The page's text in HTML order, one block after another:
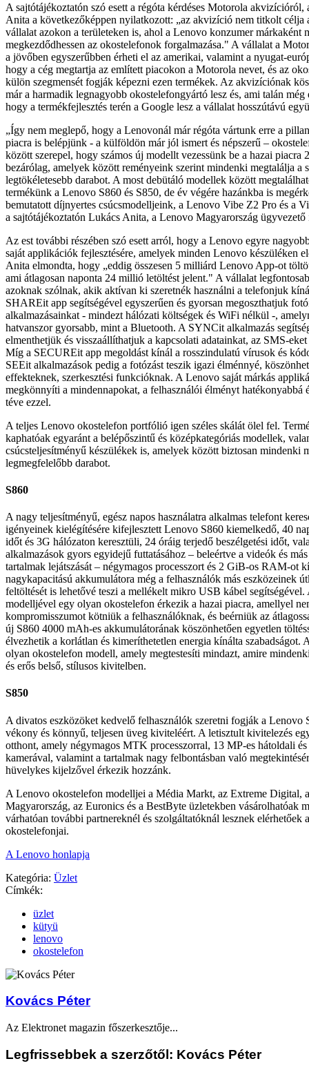
A sajtótájékoztatón szó esett a régóta kérdéses Motorola
Anita a következőképpen nyilatkozott: „az akvizíció nem titkolt célja
vállalat azokon a területeken is, ahol a Lenovo konzumer márkaként
megkezdődhessen az okostelefonok forgalmazása." A vállalat a
a jövőben egyszerűbben érheti el az amerikai, valamint a nyugat-
hogy a cég megtartja az említett piacokon a Motorola nevet, és az
külön szegmensét fogják képezni ezen termékek. Az akvizíciónak
már a harmadik legnagyobb okostelefongyártó lesz és, ami talán még
hogy a termékfejlesztés terén a Google lesz a vállalat hosszútávú
„Így nem meglepő, hogy a Lenovonál már régóta vártunk erre a
piacra is belépjünk - a külföldön már jól ismert és népszerű –
között szerepel, hogy számos új modellt vezessünk be a hazai piacra
bezárólag, amelyek között reményeink szerint mindenki megtalálja a
legtökéletesebb darabot. A most debütáló modellek között
termékünk a Lenovo S860 és S850, de év végére hazánkba is
bemutatott díjnyertes csúcsmodelljeink, a Lenovo Vibe Z2 Pro és a
a sajtótájékoztatón Lukács Anita, a Lenovo Magyarország ügyvezető
Az est további részében szó esett arról, hogy a Lenovo egyre
saját applikációk fejlesztésére, amelyek minden Lenovo készüléken
Anita elmondta, hogy „eddig összesen 5 milliárd Lenovo App-ot
ami átlagosan naponta 24 millió letöltést jelent." A vállalat
azoknak szólnak, akik aktívan ki szeretnék használni a telefonjuk
SHAREit app segítségével egyszerűen és gyorsan megoszthatjuk
alkalmazásainkat - mindezt hálózati költségek és WiFi nélkül -,
hatvanszor gyorsabb, mint a Bluetooth. A SYNCit alkalmazás
elmenthetjük és visszaállíthatjuk a kapcsolati adatainkat, az SMS-
Míg a SECUREit app megoldást kínál a rosszindulatú vírusok és
SEEit alkalmazások pedig a fotózást teszik igazi élménnyé,
effekteknek, szerkesztési funkcióknak. A Lenovo saját márkás
megkönnyíti a mindennapokat, a felhasználói élményt hatékonyabbá
téve ezzel.
A teljes Lenovo okostelefon portfólió igen széles skálát ölel fel.
kaphatóak egyaránt a belépőszintű és középkategóriás modellek,
csúcsteljesítményű készülékek is, amelyek között biztosan mindenki
legmegfelelőbb darabot.
S860
A nagy teljesítményű, egész napos használatra alkalmas telefont
igényeinek kielégítésére kifejlesztett Lenovo S860 kiemelkedő, 40
időt és 3G hálózaton keresztüli, 24 óráig terjedő beszélgetési időt,
alkalmazások gyors egyidejű futtatásához – beleértve a videók és
tartalmak lejátszását – négymagos processzort és 2 GiB-os RAM-ot
nagykapacitású akkumulátora még a felhasználók más eszközeinek
feltöltését is lehetővé teszi a mellékelt mikro USB kábel segítségével.
modelljével egy olyan okostelefon érkezik a hazai piacra, amellyel
kompromisszumot kötniük a felhasználóknak, és beérniük az
új S860 4000 mAh-es akkumulátorának köszönhetően egyetlen
élvezhetik a korlátlan és kimeríthetetlen energia kínálta szabadságot.
olyan okostelefon modell, amely megtestesíti mindazt, amire
és erős belső, stílusos kivitelben.
S850
A divatos eszközöket kedvelő felhasználók szeretni fogják a Lenovo
vékony és könnyű, teljesen üveg kiviteléért. A letisztult kivitelezés
otthont, amely négymagos MTK processzorral, 13 MP-es hátoldali
kamerával, valamint a tartalmak nagy felbontásban való
hüvelykes kijelzővel érkezik hozzánk.
A Lenovo okostelefon modelljei a Média Markt, az Extreme Digital,
Magyarország, az Euronics és a BestByte üzletekben vásárolhatóak
várhatóan további partnereknél és szolgáltatóknál lesznek elérhetőek
okostelefonjai.
A Lenovo honlapja
Kategória: Üzlet
Címkék:
üzlet
kütyü
lenovo
okostelefon
Kovács Péter
Az Elektronet magazin főszerkesztője...
Legfrissebbek a szerzőtől: Kovács Péter